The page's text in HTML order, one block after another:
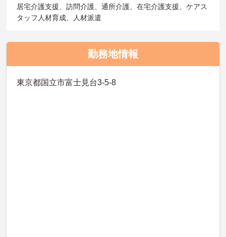
居宅介護支援、訪問介護、通所介護、在宅介護支援、ケアス
タッフ人材育成、人材派遣
勤務地情報
東京都国立市富士見台3-5-8